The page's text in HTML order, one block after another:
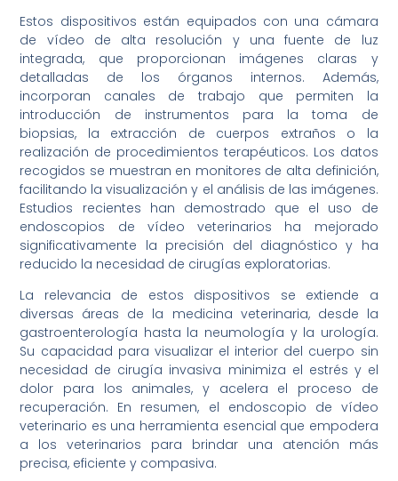
Estos dispositivos están equipados con una cámara
de vídeo de alta resolución y una fuente de luz
integrada, que proporcionan imágenes claras y
detalladas de los órganos internos. Además,
incorporan canales de trabajo que permiten la
introducción de instrumentos para la toma de
biopsias, la extracción de cuerpos extraños o la
realización de procedimientos terapéuticos. Los datos
recogidos se muestran en monitores de alta definición,
facilitando la visualización y el análisis de las imágenes.
Estudios recientes han demostrado que el uso de
endoscopios de vídeo veterinarios ha mejorado
significativamente la precisión del diagnóstico y ha
reducido la necesidad de cirugías exploratorias.
La relevancia de estos dispositivos se extiende a
diversas áreas de la medicina veterinaria, desde la
gastroenterología hasta la neumología y la urología.
Su capacidad para visualizar el interior del cuerpo sin
necesidad de cirugía invasiva minimiza el estrés y el
dolor para los animales, y acelera el proceso de
recuperación. En resumen, el endoscopio de vídeo
veterinario es una herramienta esencial que empodera
a los veterinarios para brindar una atención más
precisa, eficiente y compasiva.